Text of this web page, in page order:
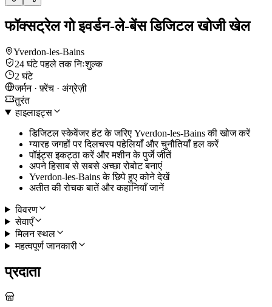
फॉक्सट्रेल गो इवर्डन-ले-बेंस डिजिटल खोजी खेल
Yverdon-les-Bains
24 घंटे पहले तक निःशुल्क
2 घंटे
जर्मन · फ़्रेंच · अंग्रेज़ी
तुरंत
हाइलाइट्स
डिजिटल स्केवेंजर हंट के जरिए Yverdon-les-Bains की खोज करें
ग्यारह जगहों पर दिलचस्प पहेलियाँ और चुनौतियाँ हल करें
पॉइंट्स इकट्ठा करें और मशीन के पुर्जे जीतें
अपने हिसाब से सबसे अच्छा रोबोट बनाएं
Yverdon-les-Bains के छिपे हुए कोने देखें
अतीत की रोचक बातें और कहानियाँ जानें
विवरण
सेवाएँ
मिलन स्थल
महत्वपूर्ण जानकारी
प्रदाता